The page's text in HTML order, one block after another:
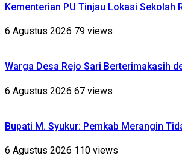
Kementerian PU Tinjau Lokasi Sekolah
6 Agustus 2026 79 views
Warga Desa Rejo Sari Berterimakasih
6 Agustus 2026 67 views
Bupati M. Syukur: Pemkab Merangin
6 Agustus 2026 110 views